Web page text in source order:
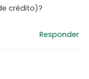
crédito)?
Responder